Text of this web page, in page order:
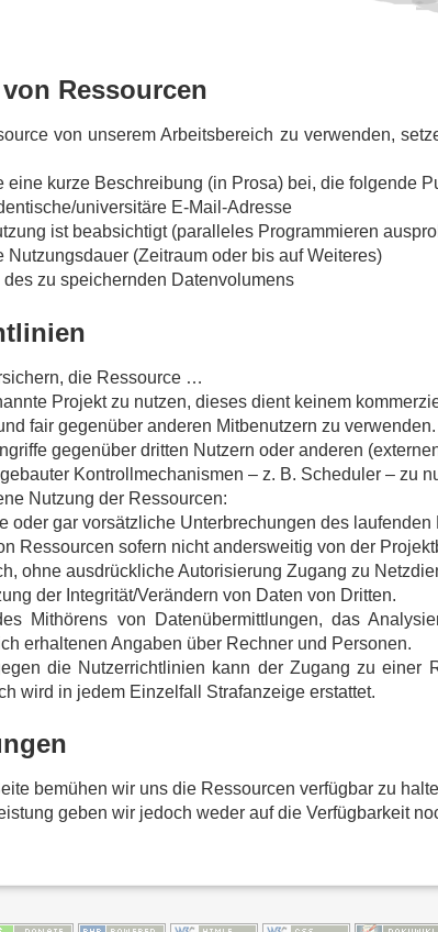
Ressourcen
von unserem Arbeitsbereich zu verwenden,
eine kurze Beschreibung (in Prosa) bei, die folgende
universitäre E-Mail-Adresse
ist beabsichtigt (paralleles Programmieren
Nutzungsdauer (Zeitraum oder bis auf Weiteres)
des zu speichernden Datenvolumens
die Ressource …
Projekt zu nutzen, dieses dient keinem
fair gegenüber anderen Mitbenutzern zu verwenden.
gegenüber dritten Nutzern oder anderen
Kontrollmechanismen – z. B. Scheduler – zu
Nutzung der Ressourcen:
oder gar vorsätzliche Unterbrechungen des laufenden
Ressourcen sofern nicht andersweitig von der
ohne ausdrückliche Autorisierung Zugang zu
der Integrität/Verändern von Daten von Dritten.
Mithörens von Datenübermittlungen, das
erhaltenen Angaben über Rechner und Personen.
die Nutzerrichtlinien kann der Zugang zu einer
wird in jedem Einzelfall Strafanzeige erstattet.
bemühen wir uns die Ressourcen verfügbar zu
geben wir jedoch weder auf die Verfügbarkeit